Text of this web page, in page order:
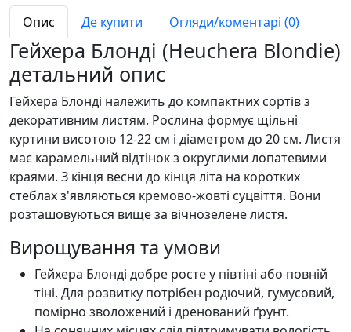
Опис Де купити Огляди/коментарі (0)
Гейхера Блонді (Heuchera Blondie)
детальний опис
Гейхера Блонді належить до компактних сортів з
декоративним листям. Рослина формує щільні
куртини висотою 12-22 см і діаметром до 20 см. Листя
має карамельний відтінок з округлими лопатевими
краями. З кінця весни до кінця літа на коротких
стеблах з'являються кремово-жовті суцвіття. Вони
розташовуються вище за вічнозелене листя.
Вирощування та умови
Гейхера Блонді добре росте у півтіні або повній
тіні. Для розвитку потрібен родючий, гумусовий,
помірно зволожений і дренований ґрунт.